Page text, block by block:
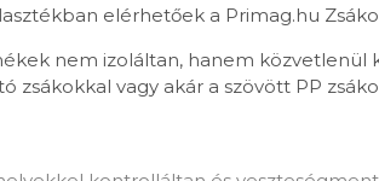
elérhetőek a Primag.hu
nem izoláltan, hanem
zsákokkal vagy akár a szövött PP